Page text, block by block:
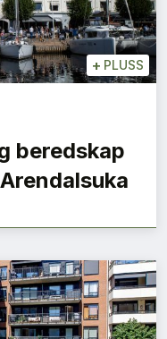
+ PLUSS
beredskap